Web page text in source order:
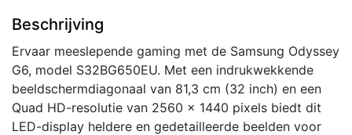
Beschrijving
Ervaar meeslepende gaming met de Samsung Odyssey
G6, model S32BG650EU. Met een indrukwekkende
beeldschermdiagonaal van 81,3 cm (32 inch) en een
Quad HD-resolutie van 2560 x 1440 pixels biedt dit
LED-display heldere en gedetailleerde beelden voor